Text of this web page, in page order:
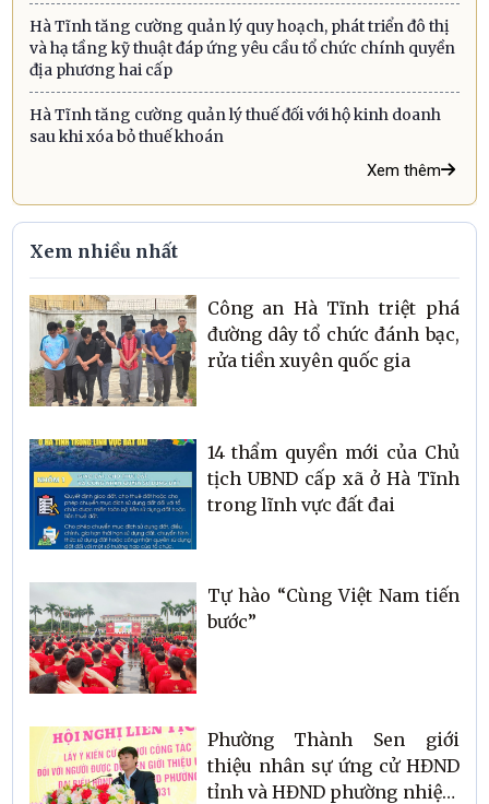
Hà Tĩnh tăng cường quản lý quy hoạch, phát triển đô thị
và hạ tầng kỹ thuật đáp ứng yêu cầu tổ chức chính quyền
địa phương hai cấp
Hà Tĩnh tăng cường quản lý thuế đối với hộ kinh doanh
sau khi xóa bỏ thuế khoán
Xem thêm
Xem nhiều nhất
Công an Hà Tĩnh triệt phá
đường dây tổ chức đánh bạc,
rửa tiền xuyên quốc gia
14 thẩm quyền mới của Chủ
tịch UBND cấp xã ở Hà Tĩnh
trong lĩnh vực đất đai
Tự hào “Cùng Việt Nam tiến
bước”
Phường Thành Sen giới
thiệu nhân sự ứng cử HĐND
tỉnh và HĐND phường nhiệm